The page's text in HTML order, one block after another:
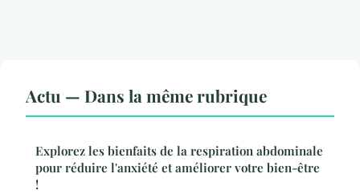
Actu — Dans la même rubrique
Explorez les bienfaits de la respiration abdominale
pour réduire l'anxiété et améliorer votre bien-être
!